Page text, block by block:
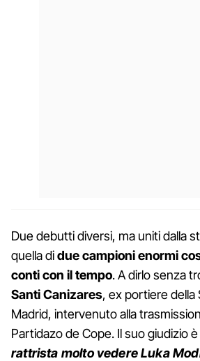
Due debutti diversi, ma uniti dalla
quella didue campioni enormi
conti con il tempo. A dirlo senza
Santi Canizares, ex portiere della
Madrid, intervenuto alla
Partidazo de Cope. Il suo giudizio
rattrista molto vedere Luka